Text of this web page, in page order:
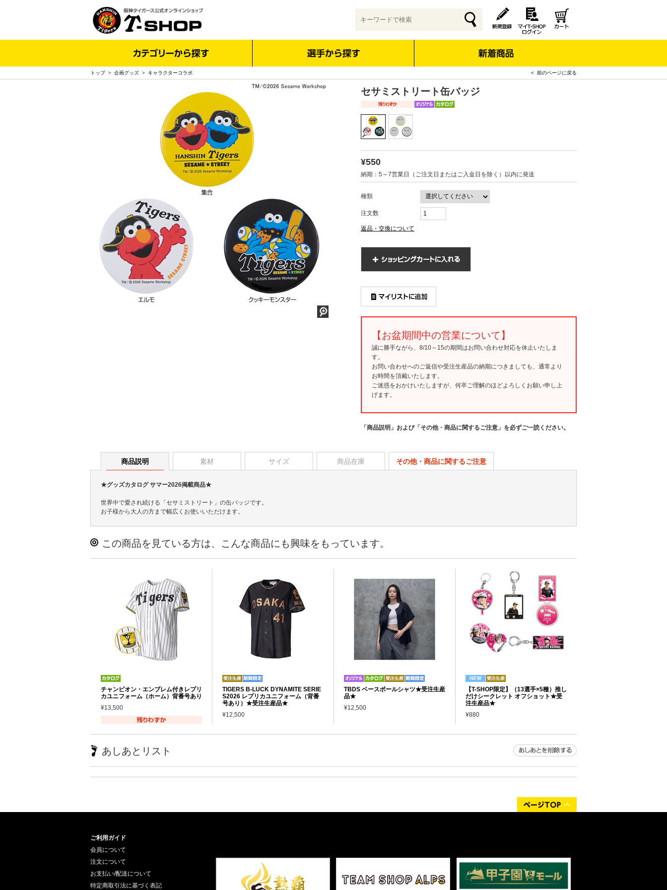
トップ> 企画グッズ > キャラクターコラボ < 前のページに戻る
セサミストリート缶バッジ
¥550
納期：5～7営業日（ご注文日またはご入金日を除く）以内に発送
種類
注文数
返品・交換について
【お盆期間中の営業について】
誠に勝手ながら、8/10～15の期間はお問い合わせ対応を休止いたしま
す。
お問い合わせへのご返信や受注生産品の納期につきましても、通常より
お時間を頂戴いたします。
ご迷惑をおかけいたしますが、何卒ご理解のほどよろしくお願い申し上
げます。
「商品説明」および「その他・商品に関するご注意」を必ずご一読ください。
商品説明 素材 サイズ 商品在庫 その他・商品に関するご注意
★グッズカタログ サマー2026掲載商品★
世界中で愛され続ける「セサミストリート」の缶バッジです。
お子様から大人の方まで幅広くお使いいただけます。
この商品を見ている方は、こんな商品にも興味をもっています。
チャンピオン・エンブレム付きレプリ
カユニフォーム（ホーム）背番号あり
¥13,500
TIGERS B-LUCK DYNAMITE SERIE
S2026 レプリカユニフォーム（背番
号あり）★受注生産品★
¥12,500
TBDS ベースボールシャツ★受注生産
品★
¥12,500
【T-SHOP限定】（13選手×5種）推し
だけシークレット オフショット★受
注生産品★
¥880
あしあとリスト
ご利用ガイド
会員について
注文について
お支払い/配送について
特定商取引法に基づく表記